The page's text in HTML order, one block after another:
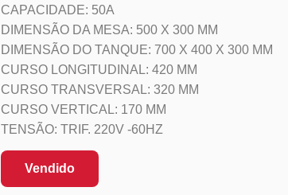
CAPACIDADE: 50A
DIMENSÃO DA MESA: 500 X 300 MM
DIMENSÃO DO TANQUE: 700 X 400 X 300 MM
CURSO LONGITUDINAL: 420 MM
CURSO TRANSVERSAL: 320 MM
CURSO VERTICAL: 170 MM
TENSÃO: TRIF. 220V -60HZ
Vendido